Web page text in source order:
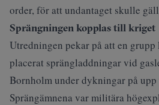
order, för att undantaget skulle
Sprängningen kopplas till kriget
Utredningen pekar på att en grupp
placerat sprängladdningar vid
Bornholm under dykningar på
Sprängämnena var militära